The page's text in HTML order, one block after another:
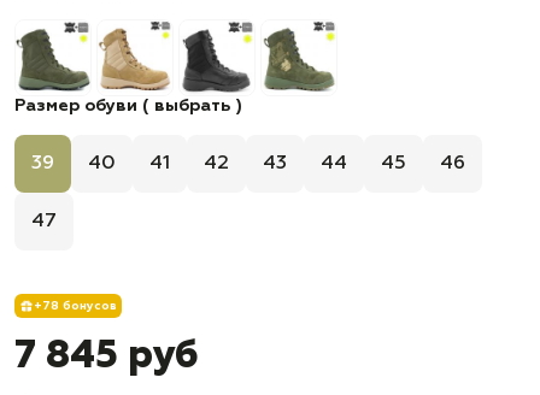
Размер обуви ( выбрать )
39 40 41 42 43 44 45 46
47
+78 бонусов
7 845 руб